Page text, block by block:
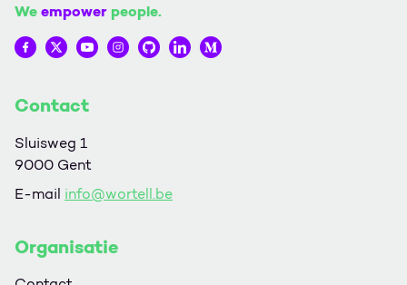
Weempower people.
Wortell op Facebook
Wortell op Twitter
Wortell op YouTube
Wortell op Instagram
Wortell op Github
Wortell op LinkedIn
Wortell op Medium
Contact
Sluisweg 1
9000 Gent
E-mail info@wortell.be
Organisatie